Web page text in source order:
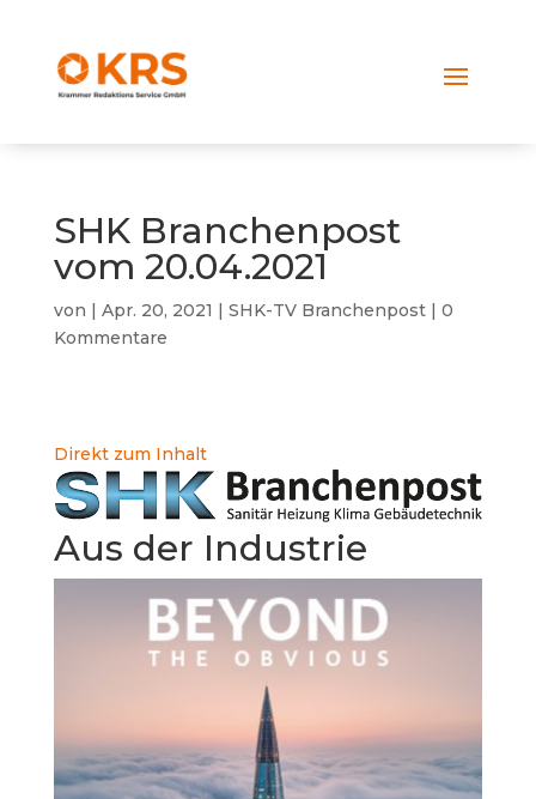
SHK Branchenpost
vom 20.04.2021
von | Apr. 20, 2021 | SHK-TV Branchenpost| 0
Kommentare
Direkt zum Inhalt
Aus der Industrie